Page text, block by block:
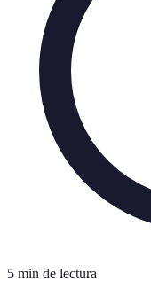
5 min de lectura